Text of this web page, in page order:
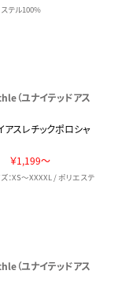
テル100%
（ユナイテッドアス
アスレチックポロシャ
￥1,199～
：XS～XXXXL / ポリエステ
（ユナイテッドアス